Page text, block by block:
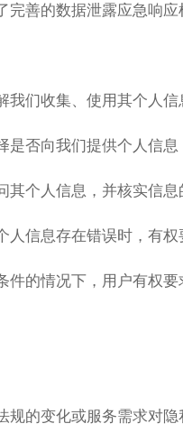
完善的数据泄露应急响
我们收集、使用其个人信
是否向我们提供个人信
其个人信息，并核实信息
人信息存在错误时，有权
件的情况下，用户有权要
规的变化或服务需求对